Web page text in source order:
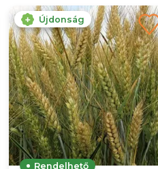
Újdonság
Rendelhető